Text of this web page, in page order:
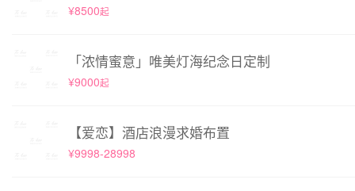
¥8500起
「浓情蜜意」唯美灯海纪念日定制
¥9000起
【爱恋】酒店浪漫求婚布置
¥9998-28998